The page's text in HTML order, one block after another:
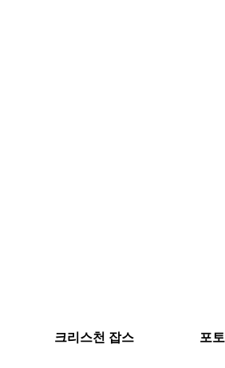
크리스천 잡스 포토